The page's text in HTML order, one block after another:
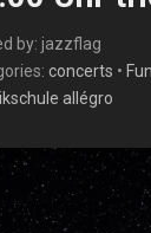
by: jazzflag
concerts •
allégro